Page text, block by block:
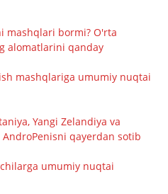
mashqlari bormi? O'rta
alomatlarini qanday
mashqlariga umumiy nuqtai
Yangi Zelandiya va
qayerdan sotib
umumiy nuqtai